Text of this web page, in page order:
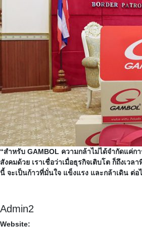
“สำหรับ GAMBOL ความกล้าไม่ได้จำกัดแค่ก
สังคมด้วย เราเชื่อว่าเมื่อธุรกิจเติบโต ก็ถึงเว
นี้ จะเป็นก้าวที่มั่นใจ แข็งแรง และกล้าเดิน ต่
Admin2
Website: